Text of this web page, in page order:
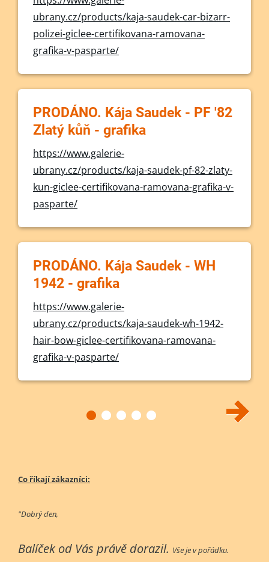
ubrany.cz/products/kaja-saudek-car-bizarr-
polizei-giclee-certifikovana-ramovana-
grafika-v-pasparte/
PRODÁNO. Kája Saudek - PF '82
Zlatý kůň - grafika
https://www.galerie-
ubrany.cz/products/kaja-saudek-pf-82-zlaty-
kun-giclee-certifikovana-ramovana-grafika-v-
pasparte/
PRODÁNO. Kája Saudek - WH
1942 - grafika
https://www.galerie-
ubrany.cz/products/kaja-saudek-wh-1942-
hair-bow-giclee-certifikovana-ramovana-
grafika-v-pasparte/
Co říkají zákazníci:
"Dobrý den,
Balíček od Vás právě dorazil. Vše je v pořádku.